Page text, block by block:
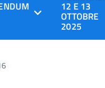
12 E 13
OTTOBRE
2025
degli uffici di sezione